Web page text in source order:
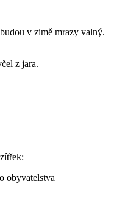
v zimě mrazy valný.
z jara.
obyvatelstva